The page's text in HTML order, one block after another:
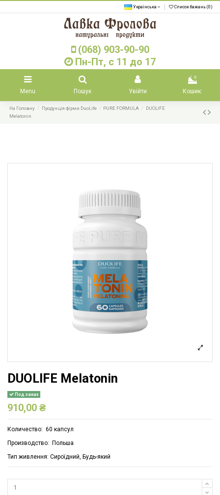
Українська Список бажань (0)
(068) 903-90-90
Пн-Пт, с 11 до 17
Menu Пошук Увійти
0
Кошик:
На Головну Продукція фірми DuoLife PURE FORMULA
DUOLIFE
Melatonin
DUOLIFE Melatonin
Под заказ
910,00 ₴
Количество: 60 капсул
Производство: Польша
Тип живлення: Cироїдний, Будь-який